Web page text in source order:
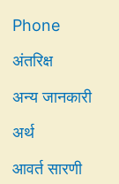
Phone
अंतरिक्ष
अन्य जानकारी
अर्थ
आवर्त सारणी